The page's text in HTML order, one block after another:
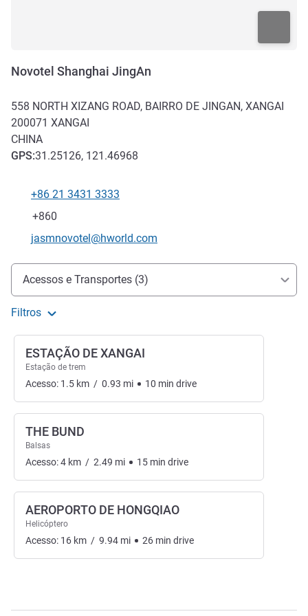
Novotel Shanghai JingAn
558 NORTH XIZANG ROAD, BAIRRO DE JINGAN, XANGAI
200071 XANGAI
CHINA
GPS:31.25126, 121.46968
Telefone
+86 21 3431 3333
Fax
+860
E-mail de contacto
jasmnovotel@hworld.com
Acesso e transporte
Acessos e Transportes (3)
Filtros
ESTAÇÃO DE XANGAI
Estação de trem
Acesso: 1.5 km / 0.93 mi 10 min drive
THE BUND
Balsas
Acesso:4 km / 2.49 mi 15 min drive
AEROPORTO DE HONGQIAO
Helicóptero
Acesso: 16 km / 9.94 mi 26 min drive